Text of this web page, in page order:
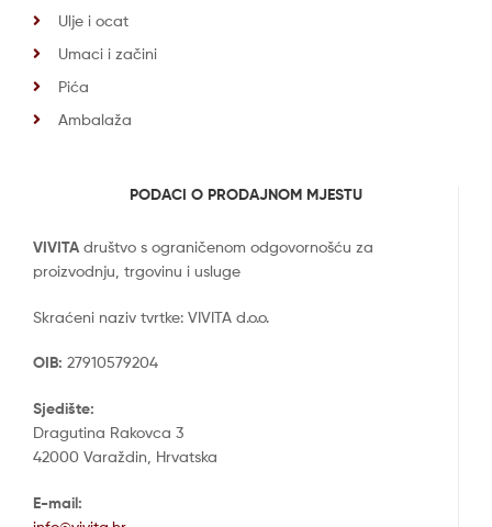
Ulje i ocat
Umaci i začini
Pića
Ambalaža
PODACI O PRODAJNOM MJESTU
VIVITA društvo s ograničenom odgovornošću za
proizvodnju, trgovinu i usluge
Skraćeni naziv tvrtke: VIVITA d.o.o.
OIB: 27910579204
Sjedište:
Dragutina Rakovca 3
42000 Varaždin, Hrvatska
E-mail: